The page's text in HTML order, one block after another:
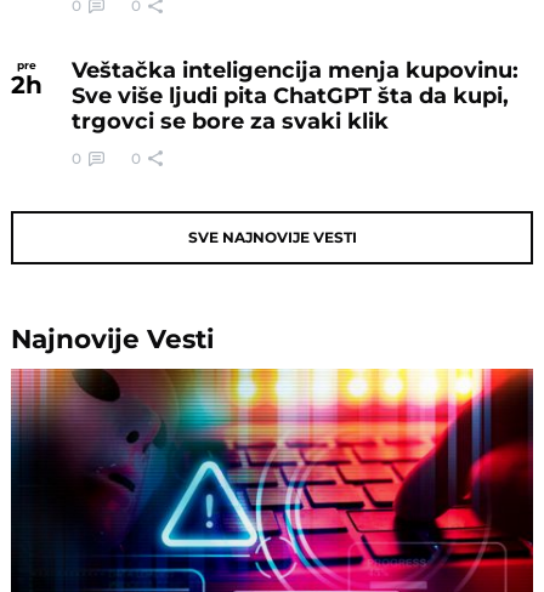
0 0
pre
2h
Veštačka inteligencija menja kupovinu:
Sve više ljudi pita ChatGPT šta da kupi,
trgovci se bore za svaki klik
0 0
SVE NAJNOVIJE VESTI
NajnovijeVesti